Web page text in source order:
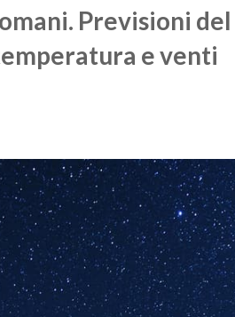
Previsioni del
e venti